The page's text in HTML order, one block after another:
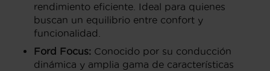
rendimiento eficiente. Ideal para quienes
buscan un equilibrio entre confort y
funcionalidad.
Ford Focus: Conocido por su conducción
dinámica y amplia gama de características